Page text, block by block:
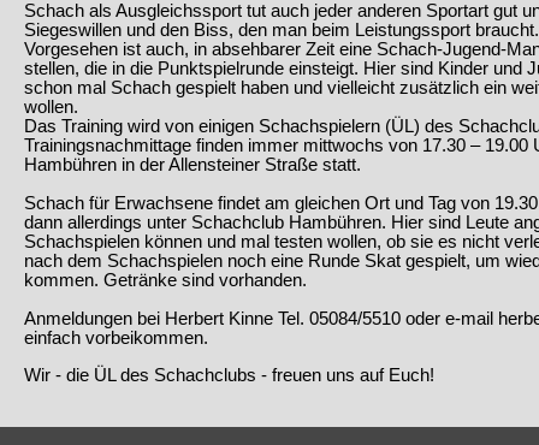
Schach als Ausgleichssport tut auch jeder anderen Sportart gut
Siegeswillen und den Biss, den man beim Leistungssport braucht.
Vorgesehen ist auch, in absehbarer Zeit eine Schach-Jugend-
stellen, die in die Punktspielrunde einsteigt. Hier sind Kinder und
schon mal Schach gespielt haben und vielleicht zusätzlich ein
wollen.
Das Training wird von einigen Schachspielern (ÜL) des
Trainingsnachmittage finden immer mittwochs von 17.30 – 19.00
Hambühren in der Allensteiner Straße statt.
Schach für Erwachsene findet am gleichen Ort und Tag von
dann allerdings unter Schachclub Hambühren. Hier sind Leute
Schachspielen können und mal testen wollen, ob sie es nicht
nach dem Schachspielen noch eine Runde Skat gespielt, um
kommen. Getränke sind vorhanden.
Anmeldungen bei Herbert Kinne Tel. 05084/5510 oder e-mail
einfach vorbeikommen.
Wir - die ÜL des Schachclubs - freuen uns auf Euch!